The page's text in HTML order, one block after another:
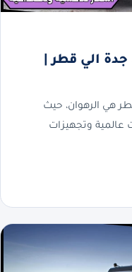
الي قطر |
هي الرهوان، حيث
عالمية وتجهيزات